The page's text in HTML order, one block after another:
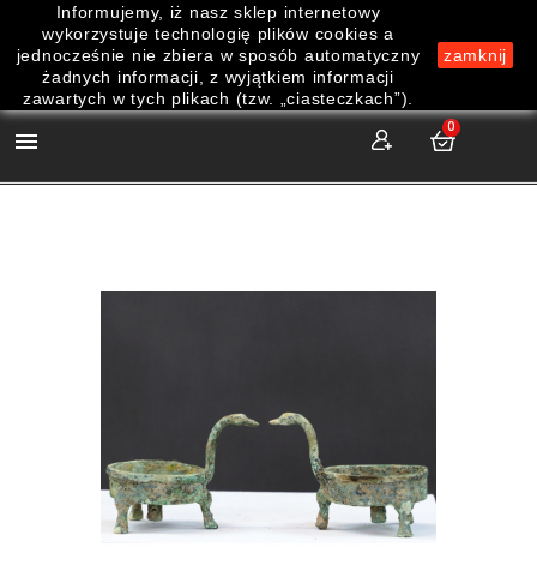

0
Informujemy, iż nasz sklep internetowy
wykorzystuje technologię plików cookies a
jednocześnie nie zbiera w sposób automatyczny
żadnych informacji, z wyjątkiem informacji
zawartych w tych plikach (tzw. „ciasteczkach”).
zamknij